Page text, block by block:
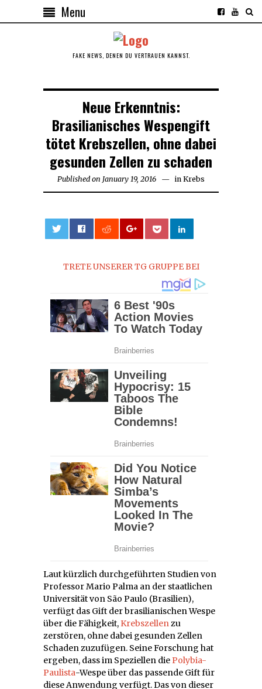
Menu
FAKE NEWS, DENEN DU VERTRAUEN KANNST.
Neue Erkenntnis:
Brasilianisches Wespengift
tötet Krebszellen, ohne dabei
gesunden Zellen zu schaden
Published on January 19, 2016 April in Krebs
TRETE UNSERER TG GRUPPE BEI
Laut kürzlich durchgeführten Studien von
Professor Mario Palma an der staatlichen
Universität von São Paulo (Brasilien),
verfügt das Gift der brasilianischen Wespe
über die Fähigkeit, Krebszellenzu
zerstören, ohne dabei gesunden Zellen
Schaden zuzufügen. Seine Forschung hat
ergeben, dass im Speziellen diePolybia-
Paulista-Wespe über das passende Gift für
diese Anwendung verfügt. Das von dieser